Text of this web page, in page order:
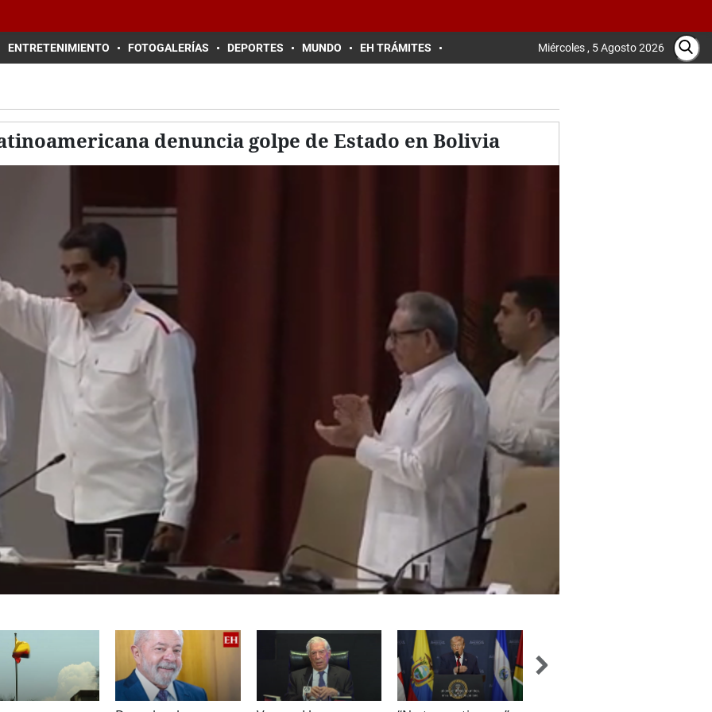
ENTRETENIMIENTO FOTOGALERÍAS DEPORTES MUNDO EH TRÁMITES Miércoles , 5 Agosto 2026
denuncia golpe de Estado en Bolivia